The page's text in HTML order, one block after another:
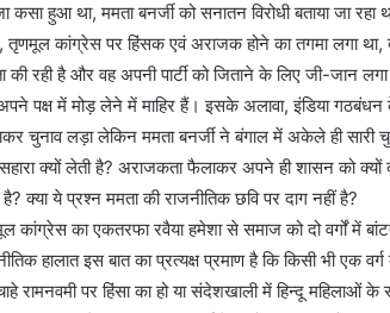
कसा हुआ था, ममता बनर्जी को सनातन विरोधी बताया जा
तृणमूल कांग्रेस पर हिंसक एवं अराजक होने का तगमा लगा था,
की रही है और वह अपनी पार्टी को जिताने के लिए जी-जान
पक्ष में मोड़ लेने में माहिर हैं। इसके अलावा, इंडिया
चुनाव लड़ा लेकिन ममता बनर्जी ने बंगाल में अकेले ही सारी
क्यों लेती है? अराजकता फैलाकर अपने ही शासन को क्यों
क्या ये प्रश्न ममता की राजनीतिक छवि पर दाग नहीं है?
कांग्रेस का एकतरफा रवैया हमेशा से समाज को दो वर्गों में
हालात इस बात का प्रत्यक्ष प्रमाण है कि किसी भी एक
रामनवमी पर हिंसा का हो या संदेशखाली में हिन्दू महिलाओं